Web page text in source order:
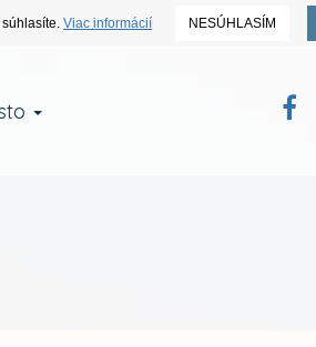
Viac informácií NESÚHLASÍM